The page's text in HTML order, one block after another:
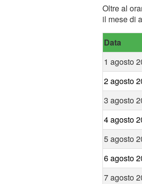
Oltre al
il mese di
Data
1 agosto
2 agosto
3 agosto
4 agosto
5 agosto
6 agosto
7 agosto